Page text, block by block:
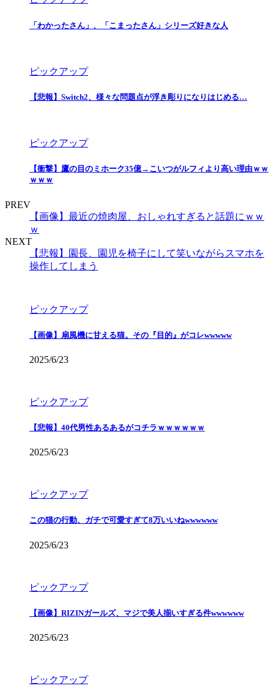
「わかったさん」、「こまったさん」シリーズ好きな人
ピックアップ
【悲報】Switch2、様々な問題点が浮き彫りになりはじめる…
ピックアップ
【衝撃】鷹の目のミホーク35億→こいつがルフィより高い理由ｗｗ
ｗｗｗ
PREV
【画像】最近の焼肉屋、おしゃれすぎると話題にｗｗ
ｗ
NEXT
【悲報】園長、園児を椅子にして笑いながらスマホを
操作してしまう
ピックアップ
【画像】扇風機に甘える猫。その『目的』がコレwwwww
2025/6/23
ピックアップ
【悲報】40代男性あるあるがコチラｗｗｗｗｗｗ
2025/6/23
ピックアップ
この猫の行動、ガチで可愛すぎて8万いいねwwwwww
2025/6/23
ピックアップ
【画像】RIZINガールズ、マジで美人揃いすぎる件wwwwww
2025/6/23
ピックアップ